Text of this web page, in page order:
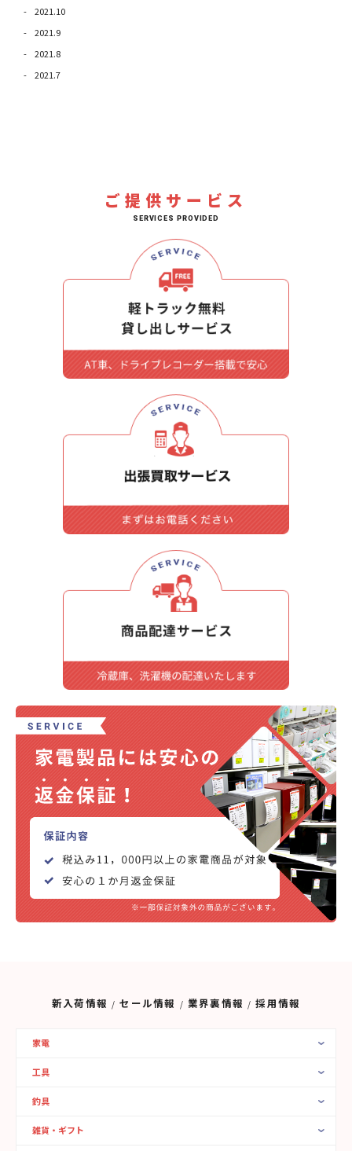
2021.10
2021.9
2021.8
2021.7
ご提供サービス
新入荷情報 セール情報 業界裏情報 採用情報
家電
工具
釣具
雑貨・ギフト